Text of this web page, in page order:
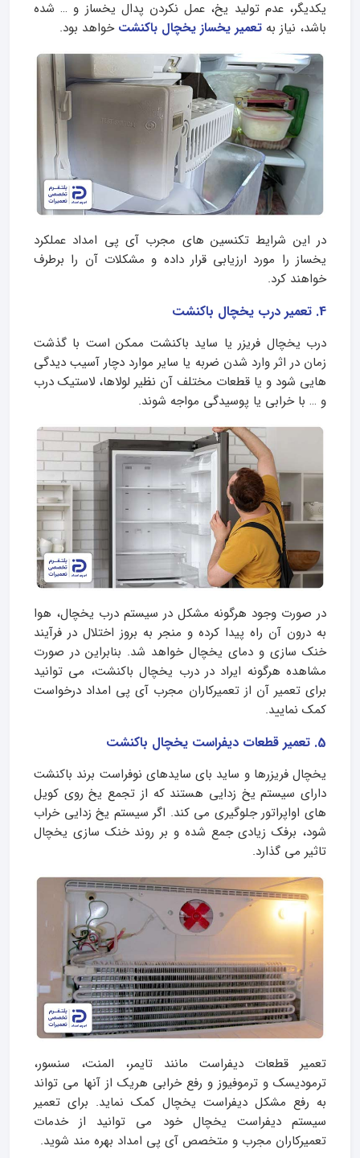
یکدیگر، عدم تولید یخ، عمل نکردن پدال یخساز و … شده
باشد، نیاز به تعمیر یخساز یخچال باکنشت خواهد بود.
در این شرایط تکنسین های مجرب آی پی امداد عملکرد
یخساز را مورد ارزیابی قرار داده و مشکلات آن را برطرف
خواهند کرد.
4. تعمیر درب یخچال باکنشت
درب یخچال فریزر یا ساید باکنشت ممکن است با گذشت
زمان در اثر وارد شدن ضربه یا سایر موارد دچار آسیب دیدگی
هایی شود و یا قطعات مختلف آن نظیر لولاها، لاستیک درب
و … با خرابی یا پوسیدگی مواجه شوند.
در صورت وجود هرگونه مشکل در سیستم درب یخچال، هوا
به درون آن راه پیدا کرده و منجر به بروز اختلال در فرآیند
خنک سازی و دمای یخچال خواهد شد. بنابراین در صورت
مشاهده هرگونه ایراد در درب یخچال باکنشت، می توانید
برای تعمیر آن از تعمیرکاران مجرب آی پی امداد درخواست
کمک نمایید.
5. تعمیر قطعات دیفراست یخچال باکنشت
یخچال فریزرها و ساید بای سایدهای نوفراست برند باکنشت
دارای سیستم یخ زدایی هستند که از تجمع یخ روی کویل
های اواپراتور جلوگیری می کند. اگر سیستم یخ زدایی خراب
شود، برفک زیادی جمع شده و بر روند خنک سازی یخچال
تاثیر می گذارد.
تعمیر قطعات دیفراست مانند تایمر، المنت، سنسور،
ترمودیسک و ترموفیوز و رفع خرابی هریک از آنها می تواند
به رفع مشکل دیفراست یخچال کمک نماید. برای تعمیر
سیستم دیفراست یخچال خود می توانید از خدمات
تعمیرکاران مجرب و متخصص آی پی امداد بهره مند شوید.